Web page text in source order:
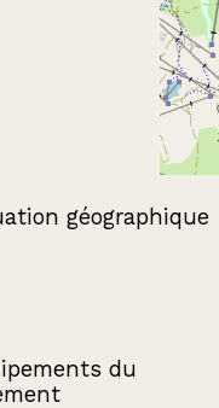
géographique
du